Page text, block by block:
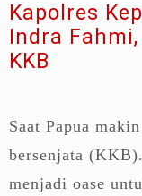
Kapolres
Indra
KKB
Saat Papua
bersenjata
menjadi oase